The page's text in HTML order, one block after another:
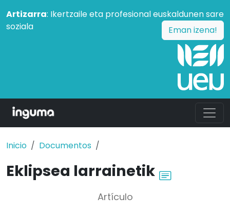
Artizarra: Ikertzaile eta profesional euskaldunen sare
soziala
Eman izena!
Inicio Documentos
Eklipsea larrainetik
Artículo